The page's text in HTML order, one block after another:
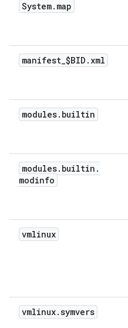
System. map
manifest_$BID . xml
modules. builtin
modules. builtin .
modinfo
vmlinux
vmlinux.symvers